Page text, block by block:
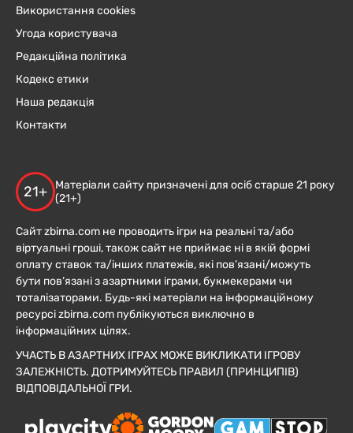
Використання cookies
Угода користувача
Редакційна політика
Кодекс етики
Наша редакція
Контакти
21+
Матеріали сайту призначені для осіб старше 21 року
(21+)
Сайт zbirna.com не проводить ігри на реальні та/або
віртуальні гроші, також сайт не приймає ні в якій формі
оплату ставок та/інших платежів, які пов’язані/можуть
бути пов’язані з азартними іграми, букмекерами чи
тоталізаторами. Будь-які матеріали на інформаційному
ресурсі zbirna.com публікуються виключно в
інформаційних цілях.
УЧАСТЬ В АЗАРТНИХ ІГРАХ МОЖЕ ВИКЛИКАТИ ІГРОВУ
ЗАЛЕЖНІСТЬ. ДОТРИМУЙТЕСЬ ПРАВИЛ (ПРИНЦИПІВ)
ВІДПОВІДАЛЬНОЇ ГРИ.